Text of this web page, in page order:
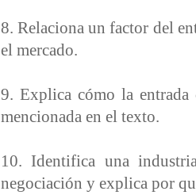
8. Relaciona un factor del
el mercado.
9. Explica cómo la entrada
mencionada en el texto.
10. Identifica una
negociación y explica por